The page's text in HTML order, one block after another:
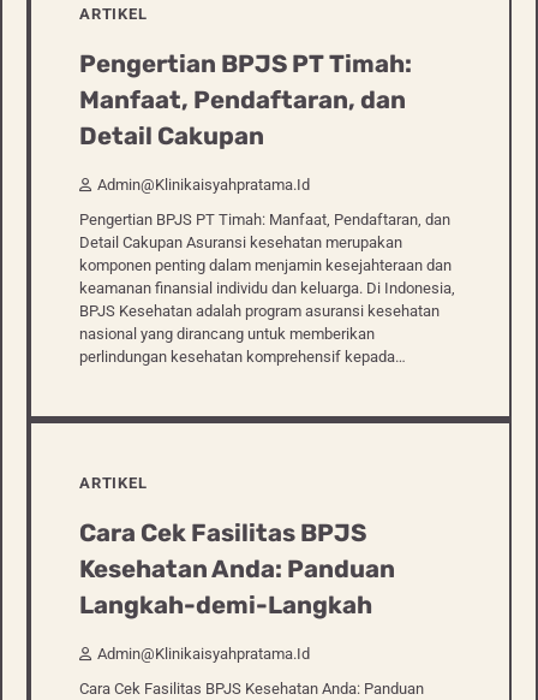
ARTIKEL
Pengertian BPJS PT Timah:
Manfaat, Pendaftaran, dan
Detail Cakupan
Admin@klinikaisyahpratama.id
Pengertian BPJS PT Timah: Manfaat, Pendaftaran, dan
Detail Cakupan Asuransi kesehatan merupakan
komponen penting dalam menjamin kesejahteraan dan
keamanan finansial individu dan keluarga. Di Indonesia,
BPJS Kesehatan adalah program asuransi kesehatan
nasional yang dirancang untuk memberikan
perlindungan kesehatan komprehensif kepada…
ARTIKEL
Cara Cek Fasilitas BPJS
Kesehatan Anda: Panduan
Langkah-demi-Langkah
Admin@klinikaisyahpratama.id
Cara Cek Fasilitas BPJS Kesehatan Anda: Panduan